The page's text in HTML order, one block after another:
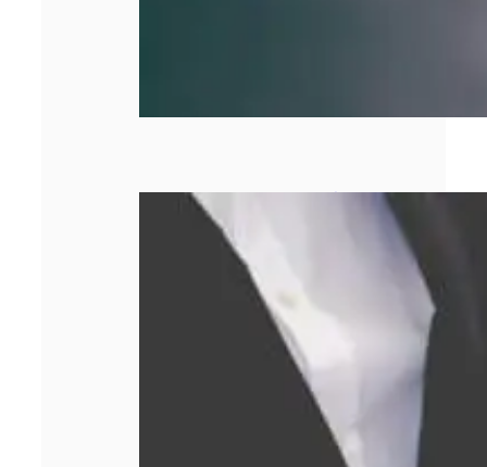
Comment obtenir
le meilleur prix
lors d’un rachat
d’or ?